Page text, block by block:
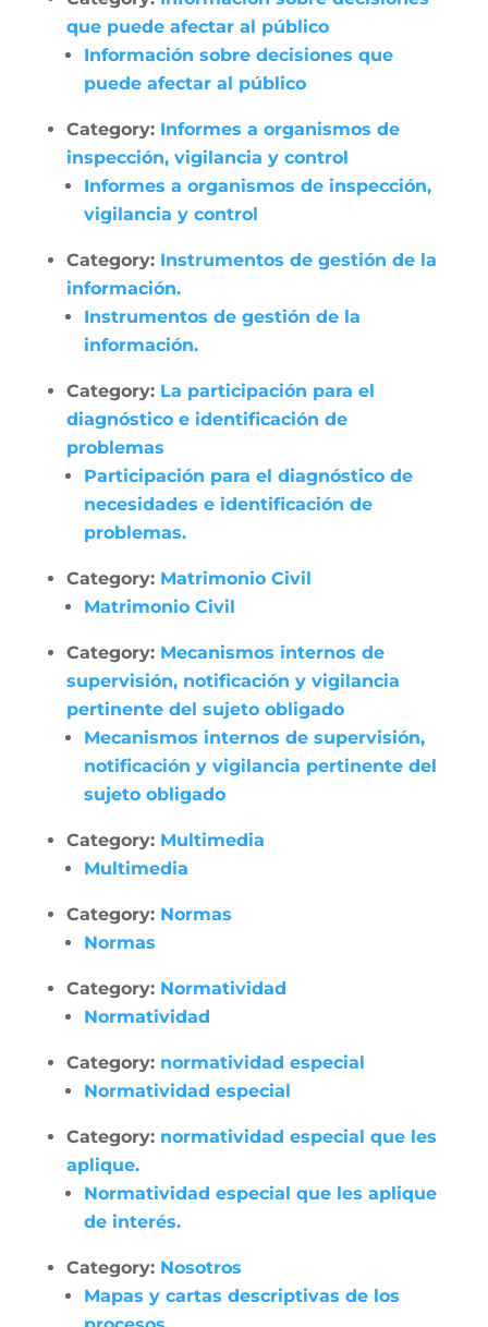
que puede afectar al público
Información sobre decisiones que
puede afectar al público
Category: Informes a organismos de
inspección, vigilancia y control
Informes a organismos de inspección,
vigilancia y control
Category: Instrumentos de gestión de la
información.
Instrumentos de gestión de la
información.
Category: La participación para el
diagnóstico e identificación de
problemas
Participación para el diagnóstico de
necesidades e identificación de
problemas.
Category: Matrimonio Civil
Matrimonio Civil
Category: Mecanismos internos de
supervisión, notificación y vigilancia
pertinente del sujeto obligado
Mecanismos internos de supervisión,
notificación y vigilancia pertinente del
sujeto obligado
Category: Multimedia
Multimedia
Category: Normas
Normas
Category: Normatividad
Normatividad
Category: normatividad especial
Normatividad especial
Category: normatividad especial que les
aplique.
Normatividad especial que les aplique
de interés.
Category: Nosotros
Mapas y cartas descriptivas de los